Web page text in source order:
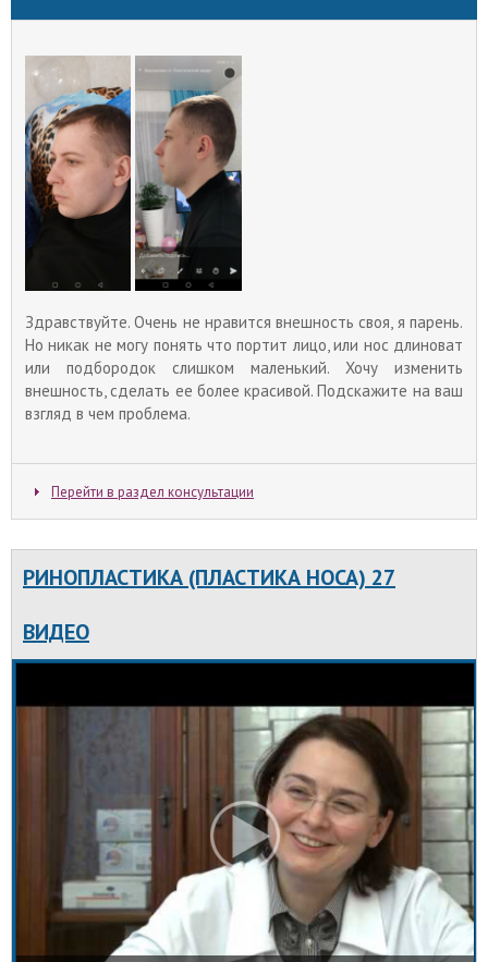
Здравствуйте. Очень не нравится внешность своя, я парень.
Но никак не могу понять что портит лицо, или нос длиноват
или подбородок слишком маленький. Хочу изменить
внешность, сделать ее более красивой. Подскажите на ваш
взгляд в чем проблема.
Перейти в раздел консультации
РИНОПЛАСТИКА (ПЛАСТИКА НОСА) 27
ВИДЕО